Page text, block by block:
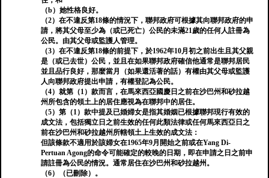
（b）她性格良好。
（2）在不違反第18條的情況下，聯邦政府可根據其向聯邦政府的申
請，將其父母至少為（或已死亡）公民的未滿21歲的任何人註冊為
公民。由其父母或監護人管理。
（3）在不違反第18條的前提下，於1962年10月初之前出生且其父親
是（或已去世）公民，並且在如果聯邦政府確信他通常是聯邦居民
並且品行良好，那麼當月（如果還活著的話）有權由其父母或監護
人向聯邦政府提出申請，有權登記為公民。
（4）就第（1）款而言，在馬來西亞國慶日之前在沙巴州和砂拉越
州所包含的領土上的居住應視為在聯邦中的居住。
（5）第（1）款中提及已婚婦女是指其婚姻已根據聯邦現行有效的
成文法，包括獨立日之前生效的任何此類法律或任何馬來西亞日之
前在沙巴州和砂拉越州所轄領土上生效的成文法：
但該條款不適用於該婦女在1965年9月開始之前或在Yang Di-
Pertuan Agong的命令可能確定的較晚的日期，即在申請之日之前申
請註冊為公民的情況。通常居住在沙巴州和砂拉越州。
（6）（已刪除）。